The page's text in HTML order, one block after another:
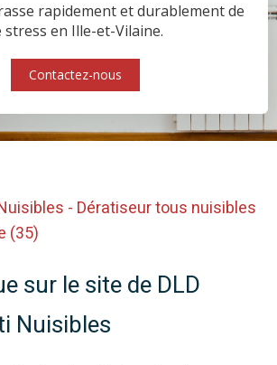
rapidement et durablement de
stress en Ille-et-Vilaine.
Contactez-nous
- Dératiseur tous nuisibles
(35)
sur le site de DLD
Nuisibles